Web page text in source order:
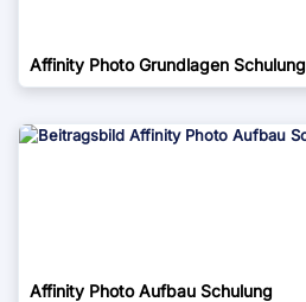
Affinity Photo Grundlagen Schulung
Affinity Photo Aufbau Schulung